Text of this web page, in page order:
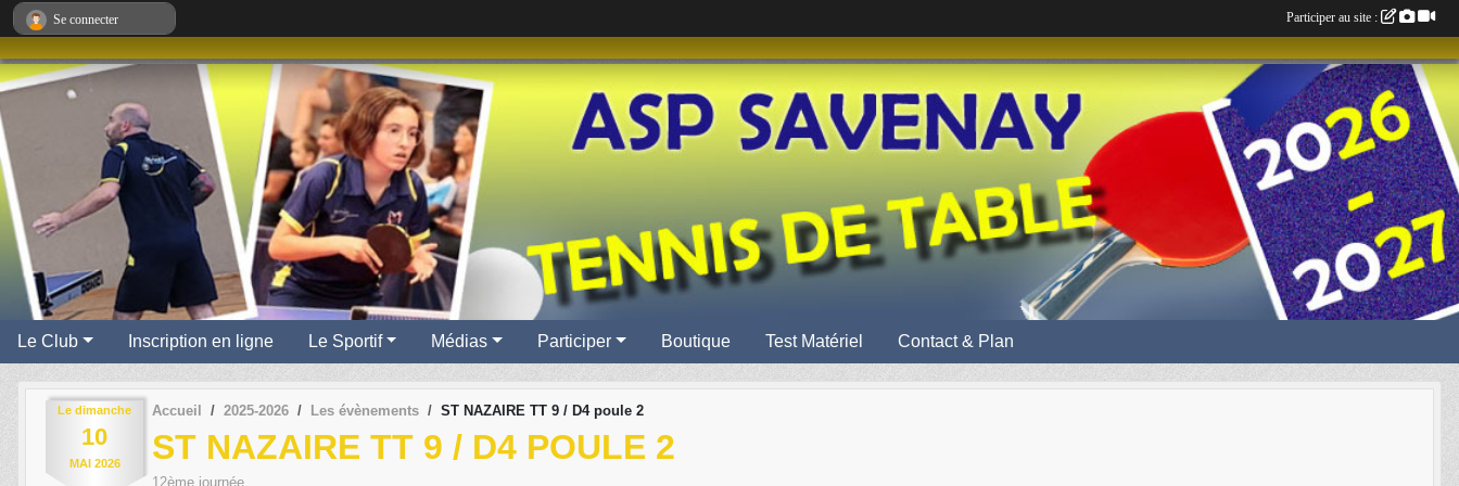
Le Club Inscription en ligne Le Sportif Médias Participer Boutique Test Matériel Contact & Plan
Le dimanche
10
MAI 2026
Accueil 2025-2026 Les évènements ST NAZAIRE TT 9 / D4 poule 2
ST NAZAIRE TT 9 / D4 POULE 2
12ème journée
Se connecter Participer au site :
Panneau de gestion des cookies